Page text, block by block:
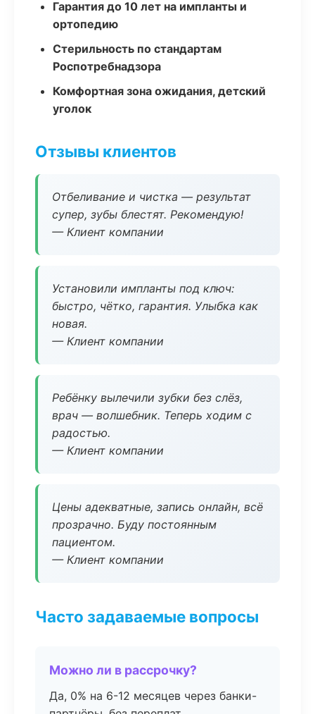
Гарантия до 10 лет на импланты и
ортопедию
Стерильность по стандартам
Роспотребнадзора
Комфортная зона ожидания, детский
уголок
Отзывы клиентов
Отбеливание и чистка — результат
супер, зубы блестят. Рекомендую!
— Клиент компании
Установили импланты под ключ:
быстро, чётко, гарантия. Улыбка как
новая.
— Клиент компании
Ребёнку вылечили зубки без слёз,
врач — волшебник. Теперь ходим с
радостью.
— Клиент компании
Цены адекватные, запись онлайн, всё
прозрачно. Буду постоянным
пациентом.
— Клиент компании
Часто задаваемые вопросы
Можно ли в рассрочку?
Да, 0% на 6-12 месяцев через банки-